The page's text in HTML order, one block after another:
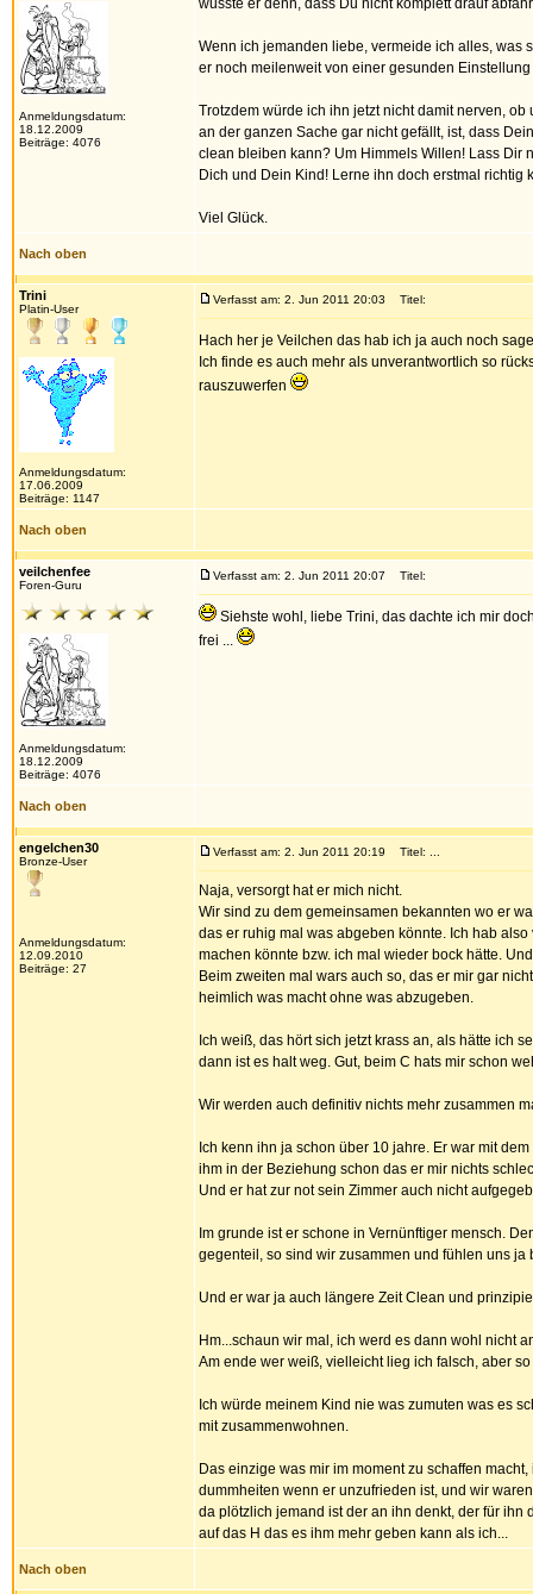
Anmeldungsdatum:
18.12.2009
Beiträge: 4076
wusste er denn, dass Du nicht komplett drauf
Wenn ich jemanden liebe, vermeide ich alles, was
er noch meilenweit von einer gesunden Einstellung
Trotzdem würde ich ihn jetzt nicht damit nerven,
an der ganzen Sache gar nicht gefällt, ist, dass
clean bleiben kann? Um Himmels Willen! Lass Dir
Dich und Dein Kind! Lerne ihn doch erstmal richtig
Viel Glück.
Nach oben
Trini
Platin-User
Anmeldungsdatum:
17.06.2009
Beiträge: 1147
Verfasst am: 2. Jun 2011 20:03 Titel:
Hach her je Veilchen das hab ich ja auch noch
Ich finde es auch mehr als unverantwortlich so
rauszuwerfen
Nach oben
veilchenfee
Foren-Guru
Anmeldungsdatum:
18.12.2009
Beiträge: 4076
Verfasst am: 2. Jun 2011 20:07 Titel:
Siehste wohl, liebe Trini, das dachte ich mir
frei ...
Nach oben
engelchen30
Bronze-User
Anmeldungsdatum:
12.09.2010
Beiträge: 27
Verfasst am: 2. Jun 2011 20:19 Titel: ...
Naja, versorgt hat er mich nicht.
Wir sind zu dem gemeinsamen bekannten wo er
das er ruhig mal was abgeben könnte. Ich hab
machen könnte bzw. ich mal wieder bock hätte.
Beim zweiten mal wars auch so, das er mir gar
heimlich was macht ohne was abzugeben.
Ich weiß, das hört sich jetzt krass an, als hätte ich
dann ist es halt weg. Gut, beim C hats mir schon
Wir werden auch definitiv nichts mehr zusammen
Ich kenn ihn ja schon über 10 jahre. Er war mit
ihm in der Beziehung schon das er mir nichts
Und er hat zur not sein Zimmer auch nicht
Im grunde ist er schone in Vernünftiger mensch.
gegenteil, so sind wir zusammen und fühlen uns
Und er war ja auch längere Zeit Clean und
Hm...schaun wir mal, ich werd es dann wohl nicht
Am ende wer weiß, vielleicht lieg ich falsch, aber
Ich würde meinem Kind nie was zumuten was es
mit zusammenwohnen.
Das einzige was mir im moment zu schaffen
dummheiten wenn er unzufrieden ist, und wir
da plötzlich jemand ist der an ihn denkt, der für ihn
auf das H das es ihm mehr geben kann als ich...
Nach oben